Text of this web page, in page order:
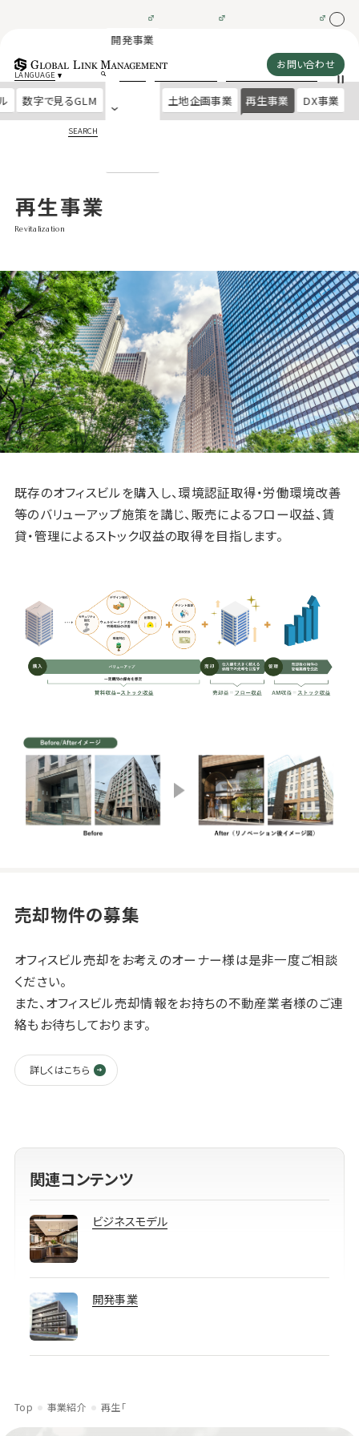
LANGUAGE
SEARCH
お問い合わせ
数字で見るGLM
開発事業
土地企画事業 再生事業 DX事業
Top 事業紹介 再生「
再生事業
Revitalization
既存のオフィスビルを購入し、環境認証取得・労働環境改善
等のバリューアップ施策を講じ、販売によるフロー収益、賃
貸・管理によるストック収益の取得を目指します。
売却物件の募集
オフィスビル売却をお考えのオーナー様は是非一度ご相談
ください。
また、オフィスビル売却情報をお持ちの不動産業者様のご連
絡もお待ちしております。
詳しくはこちら
関連コンテンツ
ビジネスモデル
開発事業